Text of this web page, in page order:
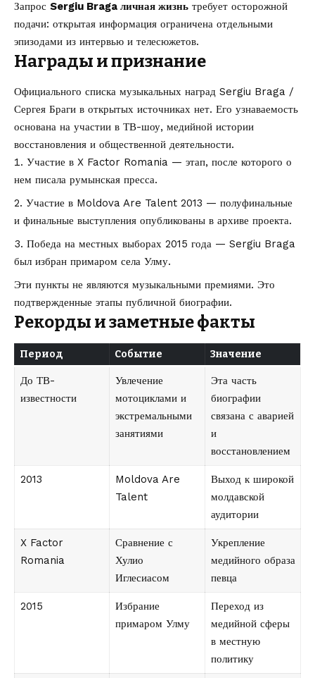
Запрос Sergiu Braga личная жизнь требует осторожной
подачи: открытая информация ограничена отдельными
эпизодами из интервью и телесюжетов.
Награды и признание
Официального списка музыкальных наград Sergiu Braga /
Сергея Браги в открытых источниках нет. Его узнаваемость
основана на участии в ТВ-шоу, медийной истории
восстановления и общественной деятельности.
Участие в X Factor Romania — этап, после которого о
нем писала румынская пресса.
Участие в Moldova Are Talent 2013 — полуфинальные
и финальные выступления опубликованы в архиве проекта.
Победа на местных выборах 2015 года — Sergiu Braga
был избран примаром села Улму.
Эти пункты не являются музыкальными премиями. Это
подтвержденные этапы публичной биографии.
Рекорды и заметные факты
Период Событие Значение
До ТВ-
известности
Увлечение
мотоциклами и
экстремальными
занятиями
Эта часть
биографии
связана с аварией
и
восстановлением
2013
Moldova Are
Talent
Выход к широкой
молдавской
аудитории
X Factor
Romania
Сравнение с
Хулио
Иглесиасом
Укрепление
медийного образа
певца
2015
Избрание
примаром Улму
Переход из
медийной сферы
в местную
политику